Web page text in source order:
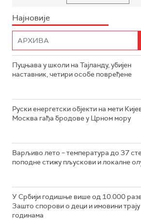
Најновије
Пуцњава у школи на Тајланду, убијен
наставник, четири особе повређене
Руски енергетски објекти на мети
Москва гађа бродове у Црном мору
Варљиво лето – температура до 37
поподне стижу пљускови и локалне
У Србији годишње више од 10.000
Зашто спорови о деци и имовини трају
годинама